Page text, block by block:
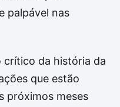
palpável nas
crítico da história da
que estão
próximos meses